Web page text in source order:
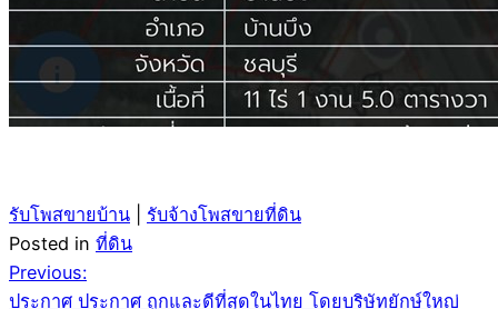
รับโพสขายบ้าน
รับจ้างโพสขายที่ดิน
Posted in ที่ดิน
Post
Previous:
ประกาศ ประกาศ ถูกและดีที่สุดในไทย โดยบริษัทยักษ์ใหญ่